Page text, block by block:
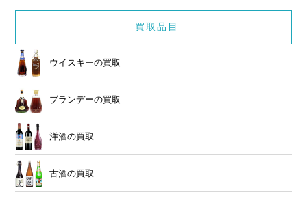
買取品目
ウイスキーの買取
ブランデーの買取
洋酒の買取
古酒の買取